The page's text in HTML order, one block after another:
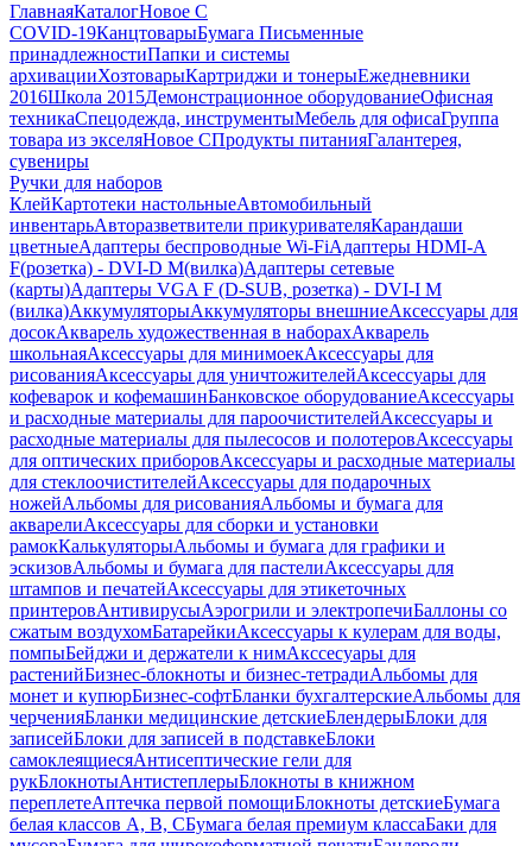
ГлавнаяКаталогНовое С
COVID-19КанцтоварыБумага Письменные
принадлежностиПапки и системы
архивацииХозтоварыКартриджи и тонерыЕжедневники
2016Школа 2015Демонстрационное оборудованиеОфисная
техникаСпецодежда, инструментыМебель для офисаГруппа
товара из экселяНовое СПродукты питанияГалантерея,
сувениры
Ручки для наборов
КлейКартотеки настольныеАвтомобильный
инвентарьАвторазветвители прикуривателяКарандаши
цветныеАдаптеры беспроводные Wi-FiАдаптеры HDMI-A
F(розетка) - DVI-D M(вилка)Адаптеры сетевые
(карты)Адаптеры VGA F (D-SUB, розетка) - DVI-I M
(вилка)АккумуляторыАккумуляторы внешниеАксессуары для
досокАкварель художественная в наборахАкварель
школьнаяАксессуары для минимоекАксессуары для
рисованияАксессуары для уничтожителейАксессуары для
кофеварок и кофемашинБанковское оборудованиеАксессуары
и расходные материалы для пароочистителейАксессуары и
расходные материалы для пылесосов и полотеровАксессуары
для оптических приборовАксессуары и расходные материалы
для стеклоочистителейАксессуары для подарочных
ножейАльбомы для рисованияАльбомы и бумага для
акварелиАксессуары для сборки и установки
рамокКалькуляторыАльбомы и бумага для графики и
эскизовАльбомы и бумага для пастелиАксессуары для
штампов и печатейАксессуары для этикеточных
принтеровАнтивирусыАэрогрили и электропечиБаллоны со
сжатым воздухомБатарейкиАксессуары к кулерам для воды,
помпыБейджи и держатели к нимАкссесуары для
растенийБизнес-блокноты и бизнес-тетрадиАльбомы для
монет и купюрБизнес-софтБланки бухгалтерскиеАльбомы для
черченияБланки медицинские детскиеБлендерыБлоки для
записейБлоки для записей в подставкеБлоки
самоклеящиесяАнтисептические гели для
рукБлокнотыАнтистеплерыБлокноты в книжном
переплетеАптечка первой помощиБлокноты детскиеБумага
белая классов А, В, СБумага белая премиум классаБаки для